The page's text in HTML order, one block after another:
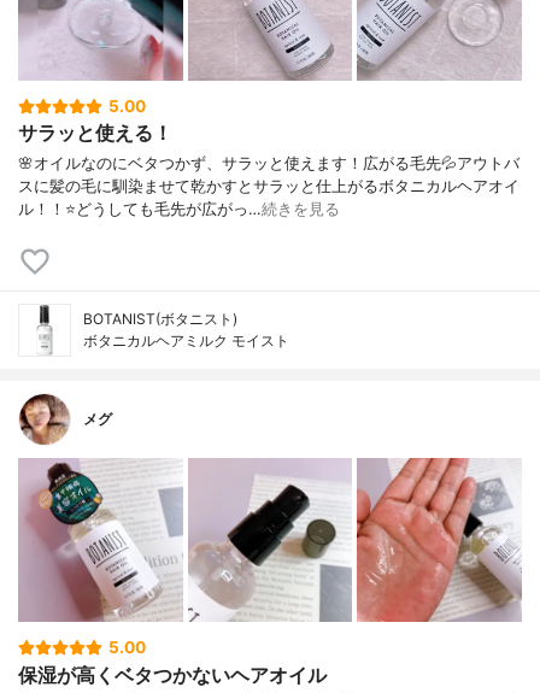
5.00
サラッと使える！
🌸オイルなのにベタつかず、サラッと使えます！広がる毛先💦アウトバ
スに髪の毛に馴染ませて乾かすとサラッと仕上がるボタニカルヘアオイ
ル！！⭐️どうしても毛先が広がっ…続きを見る
BOTANIST(ボタニスト)
ボタニカルヘアミルク モイスト
メグ
5.00
保湿が高くベタつかないヘアオイル